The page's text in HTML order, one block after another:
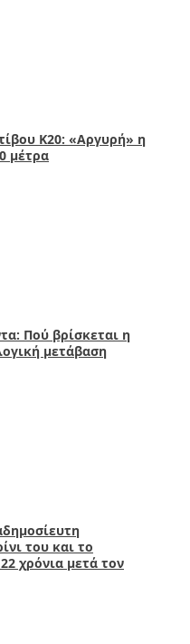
Κ20: «Αργυρή» η
μέτρα
Πού βρίσκεται η
μετάβαση
του και το
χρόνια μετά τον